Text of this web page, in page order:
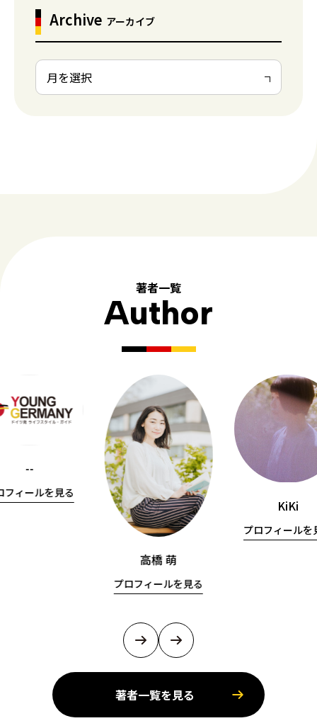
Archive アーカイブ
著者一覧
Author
--
フィールを見る
高橋 萌
プロフィールを見る
KiKi
プロフィールを
著者一覧を見る